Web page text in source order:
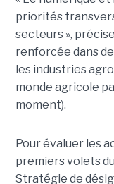
priorités
secteurs »,
renforcée dans
les industries
monde agricole
moment).
Pour évaluer les
premiers volets
Stratégie de